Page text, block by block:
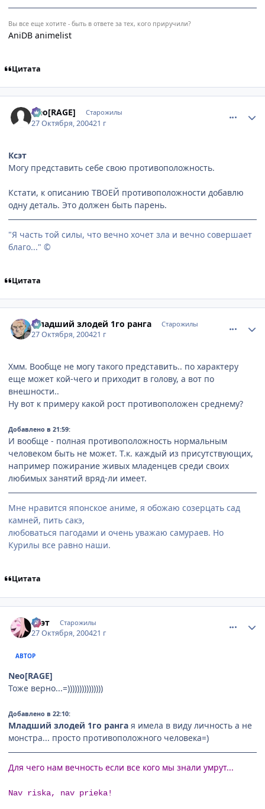
Вы все еще хотите - быть в ответе за тех, кого приручили?
AniDB animelist
Цитата
Neo[RAGE] Старожилы
27 Октября, 200421 г
Ксэт
Могу представить себе свою противоположность.
Кстати, к описанию ТВОЕЙ противоположности добавлю
одну деталь. Это должен быть парень.
"Я часть той силы, что вечно хочет зла и вечно совершает
благо..." ©
Цитата
Младший злодей 1го ранга Старожилы
27 Октября, 200421 г
Хмм. Вообще не могу такого представить.. по характеру
еще может кой-чего и приходит в голову, а вот по
внешности..
Ну вот к примеру какой рост противоположен среднему?
Добавлено в 21:59:
И вообще - полная противоположность нормальным
человеком быть не может. Т.к. каждый из присутствующих,
например пожирание живых младенцев среди своих
любимых занятий вряд-ли имеет.
Мне нравится японское аниме, я обожаю созерцать сад
камней, пить сакэ,
любоваться пагодами и очень уважаю самураев. Но
Курилы все равно наши.
Цитата
Ксэт Старожилы
27 Октября, 200421 г
АВТОР
Neo[RAGE]
Тоже верно...=)))))))))))))))
Добавлено в 22:10:
Младший злодей 1го ранга я имела в виду личность а не
монстра... просто противоположного человека=)
Для чего нам вечность если все кого мы знали умрут...
Nav riska, nav prieka!